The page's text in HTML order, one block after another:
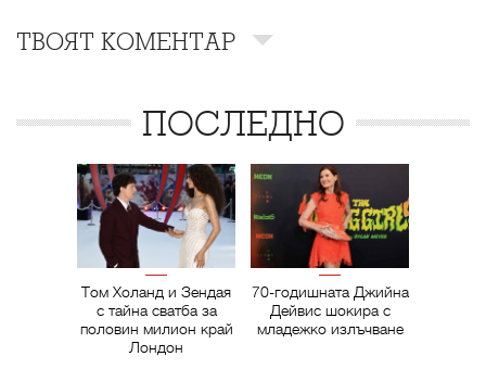
ТВОЯТ КОМЕНТАР
ПОСЛЕДНО
Том Холанд и Зендая
с тайна сватба за
половин милион край
Лондон
70-годишната Джийна
Дейвис шокира с
младежко излъчване